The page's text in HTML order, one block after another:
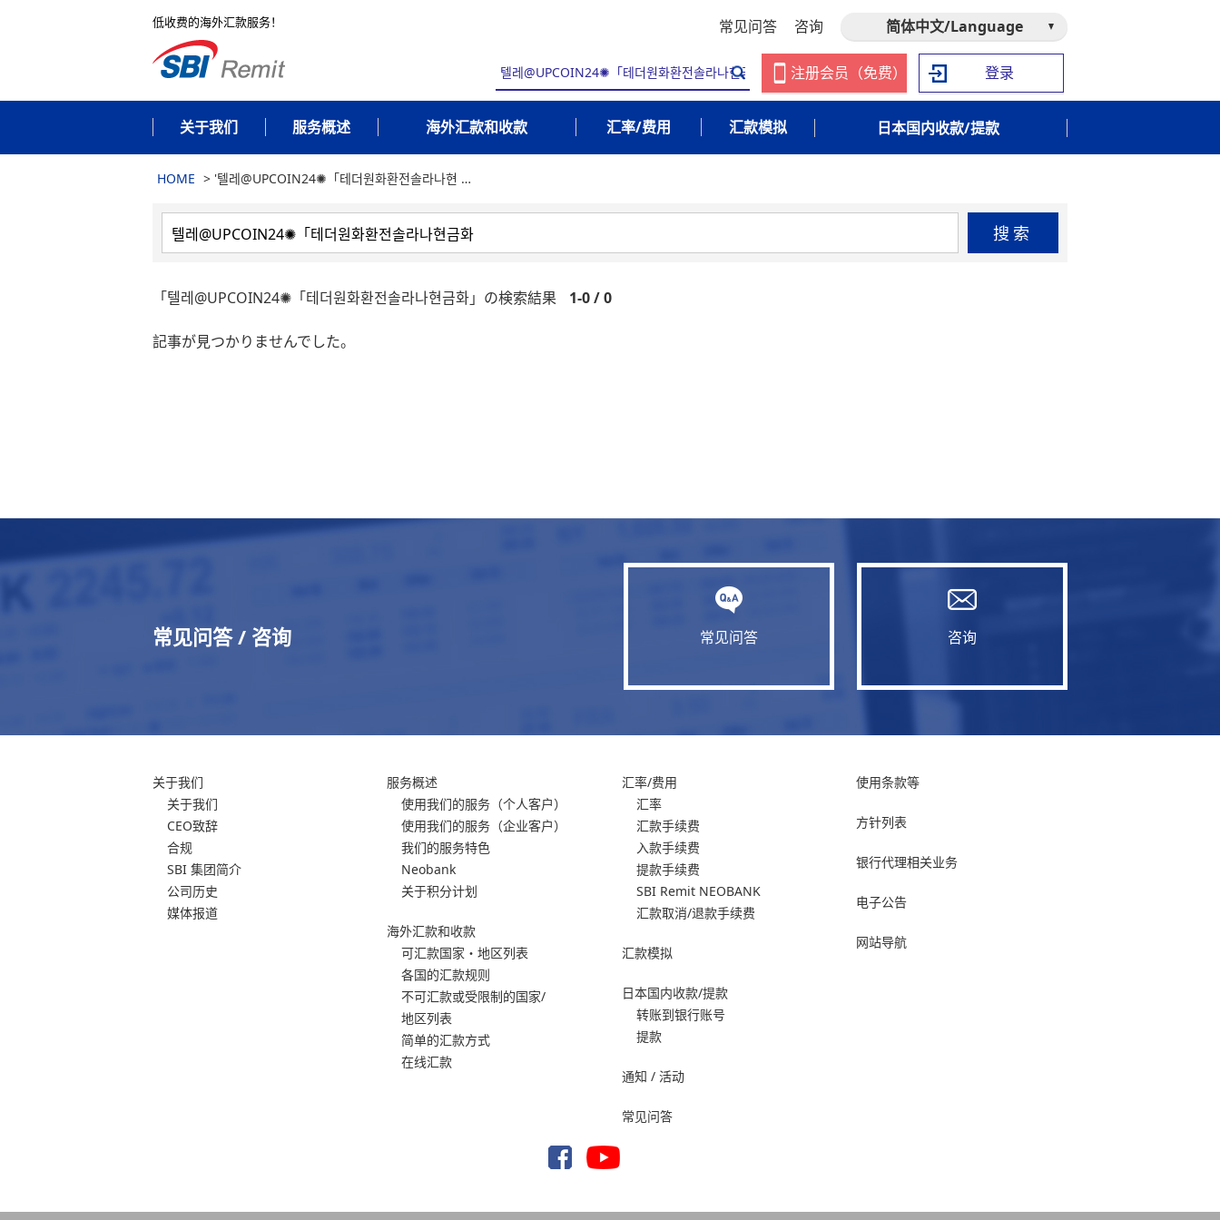
低收费的海外汇款服务！ 常见问答 咨询 简体中文/Language
注册会员（免费） 登录
关于我们 服务概述 海外汇款和收款 汇率/费用 汇款模拟 日本国内收款/提款
HOME > '텔레@UPCOIN24✺「테더원화환전솔라나현 …
搜索
「텔레@UPCOIN24✺「테더원화환전솔라나현금화」の検索結果 1-0 / 0
記事が見つかりませんでした。
常见问答 / 咨询 常见问答 咨询
关于我们
关于我们
CEO致辞
合规
SBI 集团简介
公司历史
媒体报道
服务概述
使用我们的服务 （个人客户）
使用我们的服务 （企业客户）
我们的服务特色
Neobank
关于积分计划
海外汇款和收款
可汇款国家・地区列表
各国的汇款规则
不可汇款或受限制的国家/
地区列表
简单的汇款方式
在线汇款
汇率/费用
汇率
汇款手续费
入款手续费
提款手续费
SBI Remit NEOBANK
汇款取消/退款手续费
汇款模拟
日本国内收款/提款
转账到银行账号
提款
通知 / 活动
常见问答
使用条款等
方针列表
银行代理相关业务
电子公告
网站导航